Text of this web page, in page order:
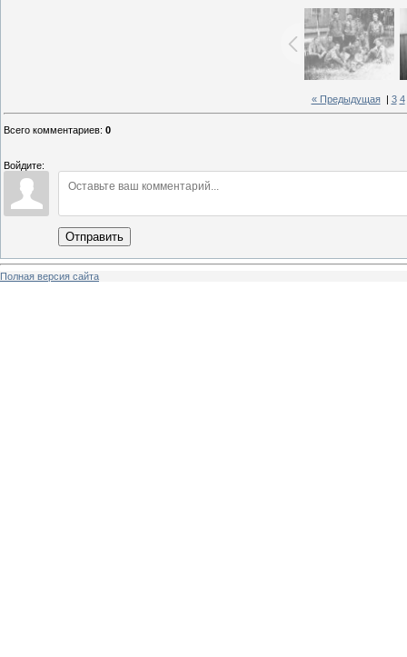
« Предыдущая| 3 4
Всего комментариев: 0
Войдите:
Отправить
Полная версия сайта